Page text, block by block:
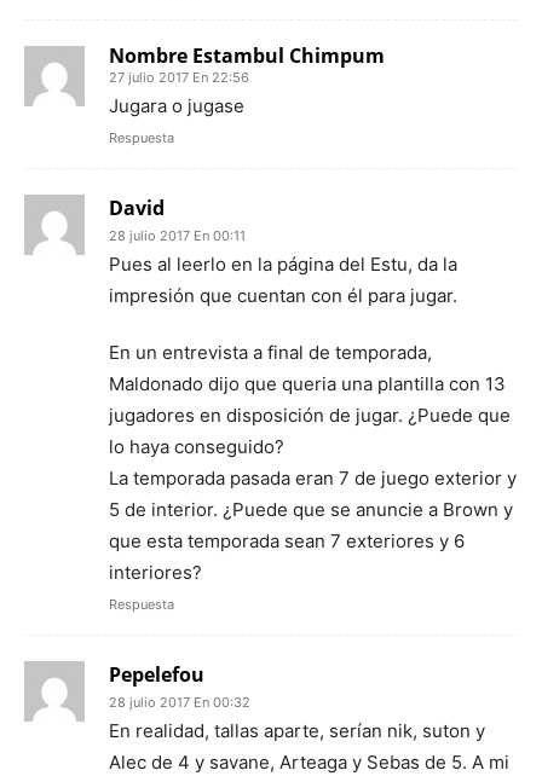
Nombre Estambul Chimpum
27 julio 2017 En 22:56
Jugara o jugase
Respuesta
David
28 julio 2017 En 00:11
Pues al leerlo en la página del Estu, da la
impresión que cuentan con él para jugar.
En un entrevista a final de temporada,
Maldonado dijo que queria una plantilla con 13
jugadores en disposición de jugar. ¿Puede que
lo haya conseguido?
La temporada pasada eran 7 de juego exterior y
5 de interior. ¿Puede que se anuncie a Brown y
que esta temporada sean 7 exteriores y 6
interiores?
Respuesta
Pepelefou
28 julio 2017 En 00:32
En realidad, tallas aparte, serían nik, suton y
Alec de 4 y savane, Arteaga y Sebas de 5. A mi